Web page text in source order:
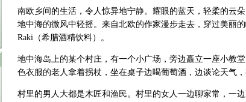
南欧乡间的生活，令人惊异地宁静。耀眼的蓝天，轻柔的云
地中海的微风中轻摇。来自北欧的作家漫步走去，穿过美丽
Raki（希腊酒精饮料）。
地中海岛上的某个村庄，有一个小广场，旁边矗立一座小教
色衣服的老人拿着拐杖，坐在桌子边喝葡萄酒，边谈论天气
村里的男人大都是木匠和渔民。村里的女人一边聊家常，一